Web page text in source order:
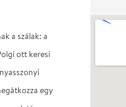
a szálak: a
ott keresi
egy